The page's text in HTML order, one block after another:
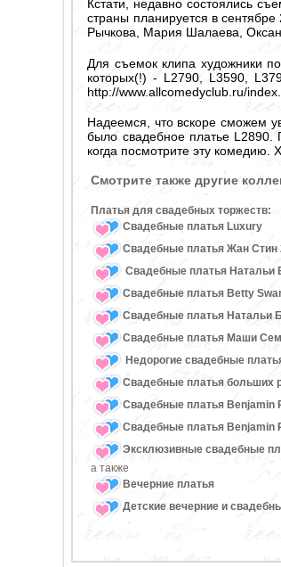
Кстати, недавно состоялись
страны планируется в
Рычкова, Мария Шалаева,
Для съемок клипа художники
которых(!) - L2790, L3590,
http://www.allcomedyclub.ru/
Надеемся, что вскоре сможем
было свадебное платье L2890.
когда посмотрите эту комедию.
Смотрите также другие
Платья для свадебных торжеств:
Свадебные платья Luxury
Свадебные платья Жан Стин
Свадебные платья Натальи
Свадебные платья Betty
Свадебные платья Натальи
Свадебные платья Маши
Недорогие свадебные
Свадебные платья больших
Свадебные платья Benjamin
Свадебные платья Benjamin
Эксклюзивные свадебные
а также
Вечерние платья
Детские вечерние и